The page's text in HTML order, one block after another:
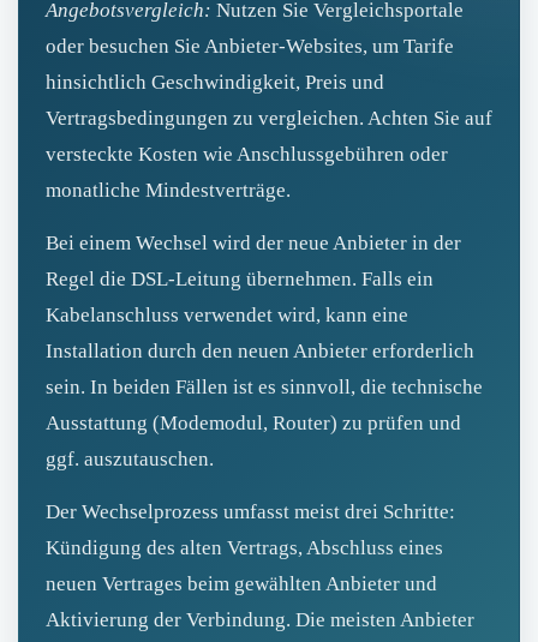
Angebotsvergleich: Nutzen Sie Vergleichsportale
oder besuchen Sie Anbieter-Websites, um Tarife
hinsichtlich Geschwindigkeit, Preis und
Vertragsbedingungen zu vergleichen. Achten Sie auf
versteckte Kosten wie Anschlussgebühren oder
monatliche Mindestverträge.
Bei einem Wechsel wird der neue Anbieter in der
Regel die DSL-Leitung übernehmen. Falls ein
Kabelanschluss verwendet wird, kann eine
Installation durch den neuen Anbieter erforderlich
sein. In beiden Fällen ist es sinnvoll, die technische
Ausstattung (Modemodul, Router) zu prüfen und
ggf. auszutauschen.
Der Wechselprozess umfasst meist drei Schritte:
Kündigung des alten Vertrags, Abschluss eines
neuen Vertrages beim gewählten Anbieter und
Aktivierung der Verbindung. Die meisten Anbieter